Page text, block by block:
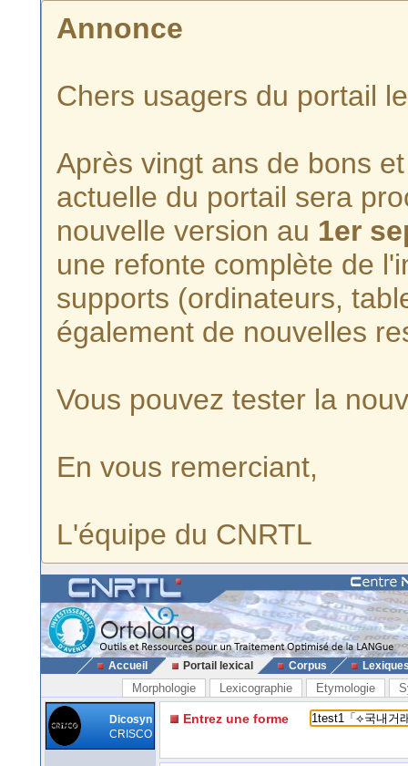
Annonce
Chers usagers du portail
Après vingt ans de bons
actuelle du portail sera
nouvelle version au 1er
une refonte complète de
supports (ordinateurs,
également de nouvelles
Vous pouvez tester la
En vous remerciant,
L'équipe du CNRTL
Accueil Portail lexical Corpus
Morphologie Lexicographie Etymologie
Dicosyn
CRISCO
Entrez une forme